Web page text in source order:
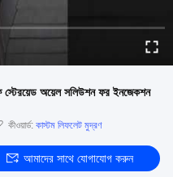
স্টেরয়েড অয়েল সলিউশন ফর ইনজেকশন
কীওয়ার্ড: কাস্টম লিফলেট মুদ্রণ
আমাদের সাথে যোগাযোগ করুন